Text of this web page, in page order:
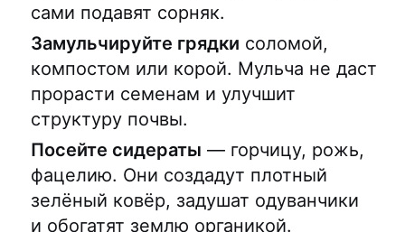
сами подавят сорняк.
Замульчируйте грядки соломой,
компостом или корой. Мульча не даст
прорасти семенам и улучшит
структуру почвы.
Посейте сидераты — горчицу, рожь,
фацелию. Они создадут плотный
зелёный ковёр, задушат одуванчики
и обогатят землю органикой.